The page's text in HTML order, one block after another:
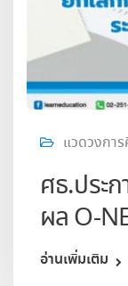
แวดวงกา
ศธ.ประ
ผล O-
อ่านเพิ่มเติม